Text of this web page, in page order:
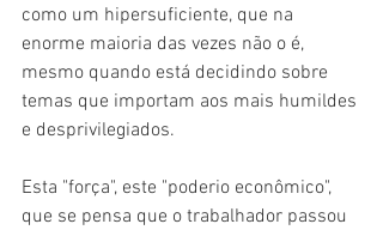
como um hipersuficiente, que na
enorme maioria das vezes não o é,
mesmo quando está decidindo sobre
temas que importam aos mais humildes
e desprivilegiados.
Esta "força", este "poderio econômico",
que se pensa que o trabalhador passou